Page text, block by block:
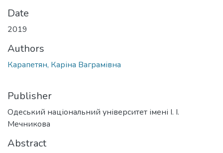
Date
2019
Authors
Карапетян, Каріна Ваграмівна
Publisher
Одеський національний університет імені І. І.
Мечникова
Abstract